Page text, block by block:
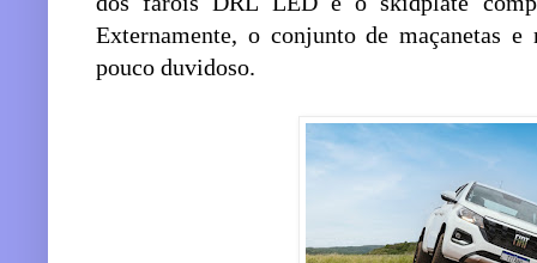
Externamente, o conjunto de maçanetas
pouco duvidoso.